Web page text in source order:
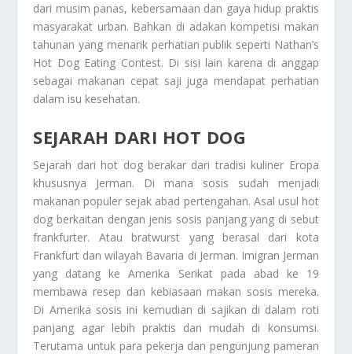
dari musim panas, kebersamaan dan gaya hidup praktis
masyarakat urban. Bahkan di adakan kompetisi makan
tahunan yang menarik perhatian publik seperti Nathan’s
Hot Dog Eating Contest. Di sisi lain karena di anggap
sebagai makanan cepat saji juga mendapat perhatian
dalam isu kesehatan.
SEJARAH DARI HOT DOG
Sejarah dari hot dog berakar dari tradisi kuliner Eropa
khususnya Jerman. Di mana sosis sudah menjadi
makanan populer sejak abad pertengahan. Asal usul hot
dog berkaitan dengan jenis sosis panjang yang di sebut
frankfurter. Atau bratwurst yang berasal dari kota
Frankfurt dan wilayah Bavaria di Jerman. Imigran Jerman
yang datang ke Amerika Serikat pada abad ke 19
membawa resep dan kebiasaan makan sosis mereka.
Di Amerika sosis ini kemudian di sajikan di dalam roti
panjang agar lebih praktis dan mudah di konsumsi.
Terutama untuk para pekerja dan pengunjung pameran